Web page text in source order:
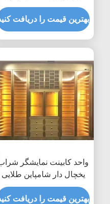
شراب 24 اینچی AC240V
بهترین قیمت را دریافت کنید
واحد کابینت نمایشگر شراب
یخچال دار شامپاین طلایی
ASTM 316L ISO
300*160cm
بهترین قیمت را دریافت کنید